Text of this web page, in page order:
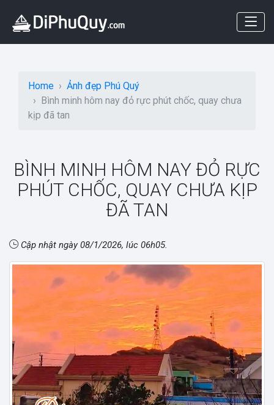
Home
Ảnh đẹp Phú Quý
Bình minh hôm nay đỏ rực phút chốc, quay chưa
kịp đã tan
BÌNH MINH HÔM NAY ĐỎ RỰC
PHÚT CHỐC, QUAY CHƯA KỊP
ĐÃ TAN
Cập nhật ngày08/1/2026, lúc 06h05.